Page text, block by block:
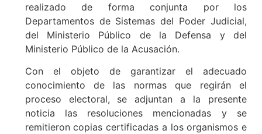
realizado de forma conjunta por los
Departamentos de Sistemas del Poder Judicial,
del Ministerio Público de la Defensa y del
Ministerio Público de la Acusación.
Con el objeto de garantizar el adecuado
conocimiento de las normas que regirán el
proceso electoral, se adjuntan a la presente
noticia las resoluciones mencionadas y se
remitieron copias certificadas a los organismos e